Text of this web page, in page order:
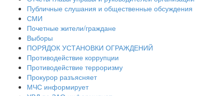
Публичные слушания и общественные обсуждения
СМИ
Почетные жители/граждане
Выборы
ПОРЯДОК УСТАНОВКИ ОГРАЖДЕНИЙ
Противодействие коррупции
Противодействие терроризму
Прокурор разъясняет
МЧС информирует